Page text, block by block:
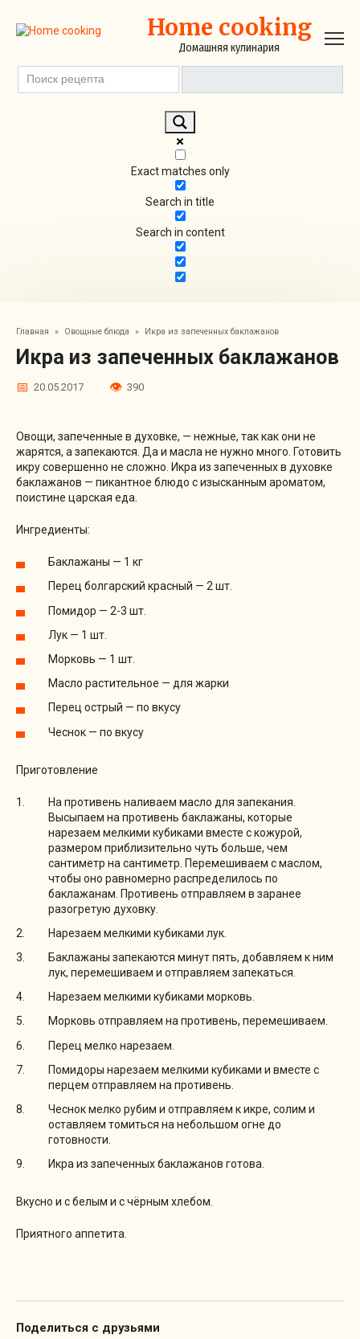
контенту
Home cooking
Домашняя кулинария
Exact matches only
Search in title
Search in content
Главная » Овощные блюда » Икра из запеченных баклажанов
Икра из запеченных баклажанов
20.05.2017 390
Овощи, запеченные в духовке, — нежные, так как они не
жарятся, а запекаются. Да и масла не нужно много. Готовить
икру совершенно не сложно. Икра из запеченных в духовке
баклажанов — пикантное блюдо с изысканным ароматом,
поистине царская еда.
Ингредиенты:
Баклажаны — 1 кг
Перец болгарский красный — 2 шт.
Помидор — 2-3 шт.
Лук — 1 шт.
Морковь — 1 шт.
Масло растительное — для жарки
Перец острый — по вкусу
Чеснок — по вкусу
Приготовление
На противень наливаем масло для запекания.
Высыпаем на противень баклажаны, которые
нарезаем мелкими кубиками вместе с кожурой,
размером приблизительно чуть больше, чем
сантиметр на сантиметр. Перемешиваем с маслом,
чтобы оно равномерно распределилось по
баклажанам. Противень отправляем в заранее
разогретую духовку.
Нарезаем мелкими кубиками лук.
Баклажаны запекаются минут пять, добавляем к ним
лук, перемешиваем и отправляем запекаться.
Нарезаем мелкими кубиками морковь.
Морковь отправляем на противень, перемешиваем.
Перец мелко нарезаем.
Помидоры нарезаем мелкими кубиками и вместе с
перцем отправляем на противень.
Чеснок мелко рубим и отправляем к икре, солим и
оставляем томиться на небольшом огне до
готовности.
Икра из запеченных баклажанов готова.
Вкусно и с белым и с чёрным хлебом.
Приятного аппетита.
Поделиться с друзьями